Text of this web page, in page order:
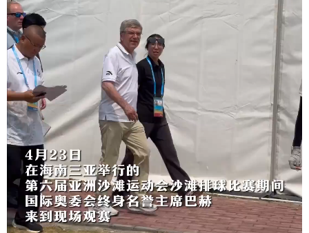
公益 一带一路 上市公司
文化产业
地方频道
北京 天津
辽宁 吉林 上海
浙江 安徽 福建 江西
山东 河南 湖北 湖南